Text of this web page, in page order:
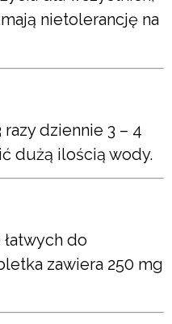
nietolerancję na
dziennie 3 – 4
dużą ilością wody.
do
zawiera 250 mg